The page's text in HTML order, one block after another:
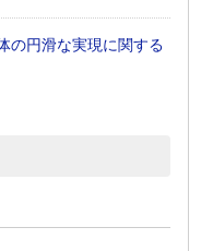
の円滑な実現に関する